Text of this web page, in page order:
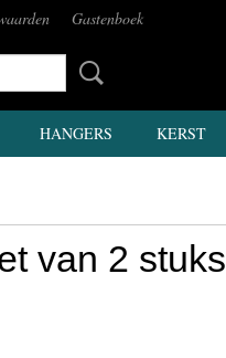
Gastenboek
HANGERS KERST
van 2 stuks